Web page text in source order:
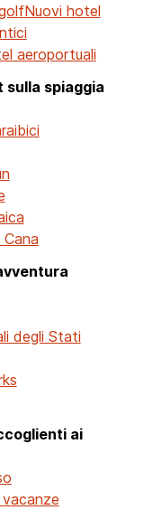
Nuovi hotel
aeroportuali
sulla spiaggia
degli Stati
ai